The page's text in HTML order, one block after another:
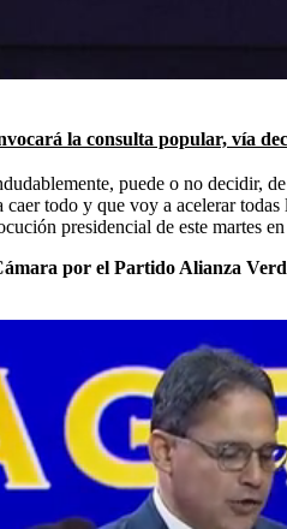
la consulta popular, vía
puede o no decidir,
todo y que voy a acelerar
presidencial de este martes
por el Partido Alianza